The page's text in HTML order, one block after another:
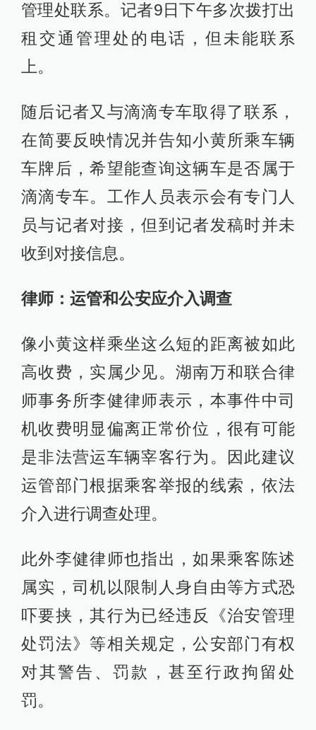
管理处联系。记者9日下午多次拨打出
租交通管理处的电话，但未能联系
上。
随后记者又与滴滴专车取得了联系，
在简要反映情况并告知小黄所乘车辆
车牌后，希望能查询这辆车是否属于
滴滴专车。工作人员表示会有专门人
员与记者对接，但到记者发稿时并未
收到对接信息。
律师：运管和公安应介入调查
像小黄这样乘坐这么短的距离被如此
高收费，实属少见。湖南万和联合律
师事务所李健律师表示，本事件中司
机收费明显偏离正常价位，很有可能
是非法营运车辆宰客行为。因此建议
运管部门根据乘客举报的线索，依法
介入进行调查处理。
此外李健律师也指出，如果乘客陈述
属实，司机以限制人身自由等方式恐
吓要挟，其行为已经违反《治安管理
处罚法》等相关规定，公安部门有权
对其警告、罚款，甚至行政拘留处
罚。